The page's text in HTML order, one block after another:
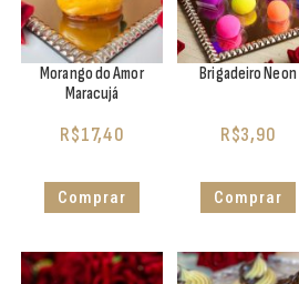
Morango do Amor
Maracujá
R$17,40
Comprar
Brigadeiro Neon
R$3,90
Comprar